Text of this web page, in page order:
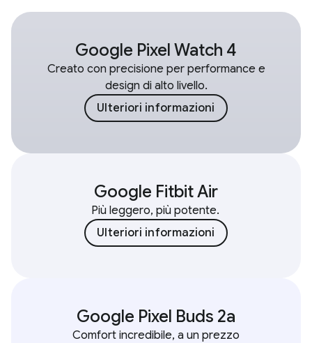
Google Pixel Watch 4
Creato con precisione per performance e
design di alto livello.
Ulteriori informazioni
Google Fitbit Air
Più leggero, più potente.
Ulteriori informazioni
Google Pixel Buds 2a
Comfort incredibile, a un prezzo